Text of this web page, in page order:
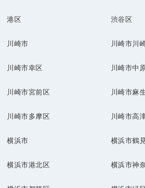
港区 渋谷区
川崎市 川崎市川
川崎市幸区 川崎市中
川崎市宮前区 川崎市麻
川崎市多摩区 川崎市高
横浜市 横浜市鶴
横浜市港北区 横浜市神